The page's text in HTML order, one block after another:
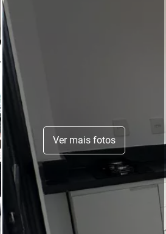
Ver mais fotos